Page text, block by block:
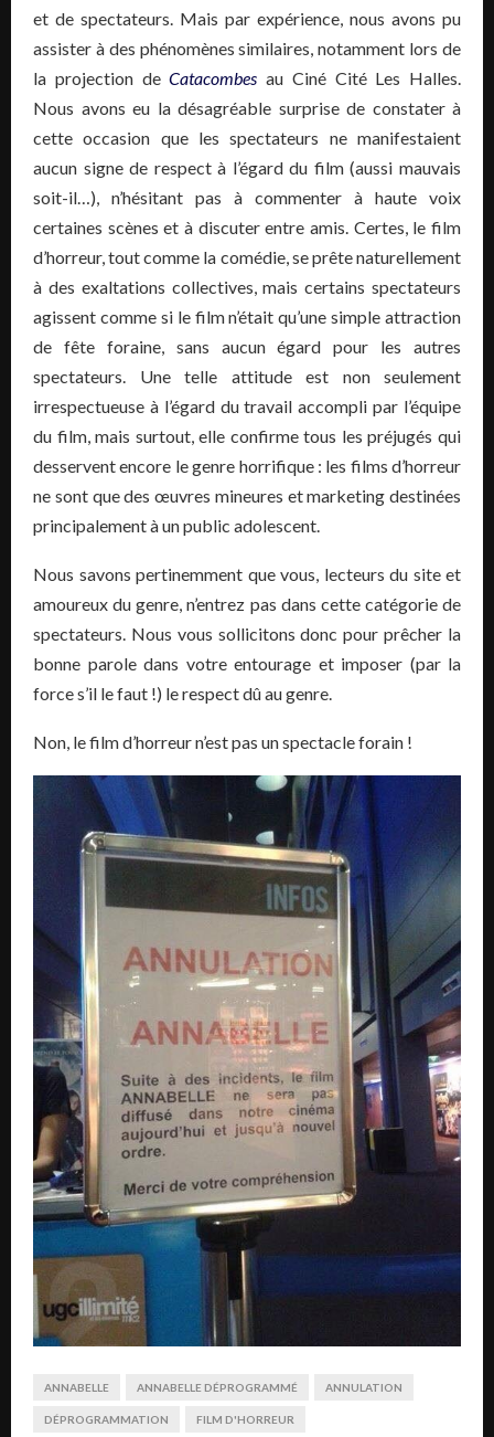
et de spectateurs. Mais par expérience, nous avons pu
assister à des phénomènes similaires, notamment lors de
la projection deCatacombes au Ciné Cité Les Halles.
Nous avons eu la désagréable surprise de constater à
cette occasion que les spectateurs ne manifestaient
aucun signe de respect à l’égard du film (aussi mauvais
soit-il…), n’hésitant pas à commenter à haute voix
certaines scènes et à discuter entre amis. Certes, le film
d’horreur, tout comme la comédie, se prête naturellement
à des exaltations collectives, mais certains spectateurs
agissent comme si le film n’était qu’une simple attraction
de fête foraine, sans aucun égard pour les autres
spectateurs. Une telle attitude est non seulement
irrespectueuse à l’égard du travail accompli par l’équipe
du film, mais surtout, elle confirme tous les préjugés qui
desservent encore le genre horrifique : les films d’horreur
ne sont que des œuvres mineures et marketing destinées
principalement à un public adolescent.
Nous savons pertinemment que vous, lecteurs du site et
amoureux du genre, n’entrez pas dans cette catégorie de
spectateurs. Nous vous sollicitons donc pour prêcher la
bonne parole dans votre entourage et imposer (par la
force s’il le faut !) le respect dû au genre.
Non, le film d’horreur n’est pas un spectacle forain !
ANNABELLE ANNABELLE DÉPROGRAMMÉ ANNULATION
DÉPROGRAMMATION FILM D'HORREUR